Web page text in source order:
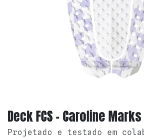
Deck FCS - Caroline Marks
Projetado e testado em